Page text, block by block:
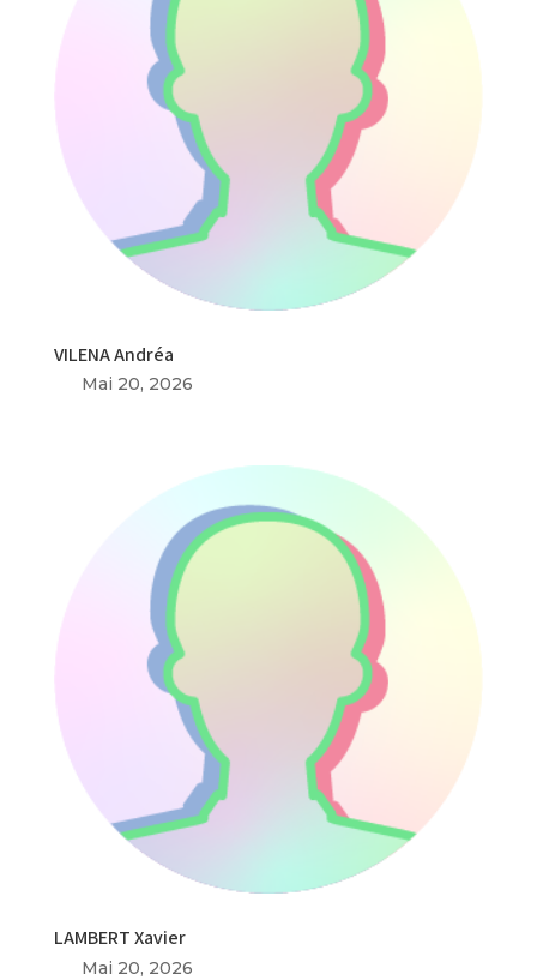
VILENA Andréa
Mai 20, 2026
LAMBERT Xavier
Mai 20, 2026